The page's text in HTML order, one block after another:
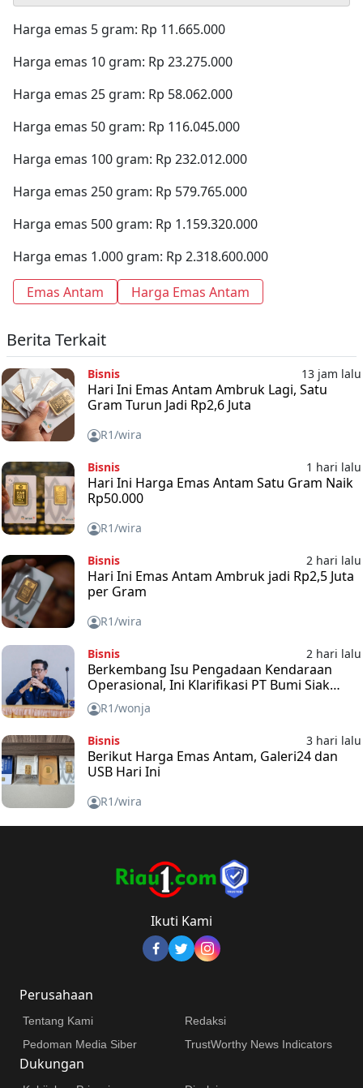
Harga emas 5 gram: Rp 11.665.000
Harga emas 10 gram: Rp 23.275.000
Harga emas 25 gram: Rp 58.062.000
Harga emas 50 gram: Rp 116.045.000
Harga emas 100 gram: Rp 232.012.000
Harga emas 250 gram: Rp 579.765.000
Harga emas 500 gram: Rp 1.159.320.000
Harga emas 1.000 gram: Rp 2.318.600.000
Emas Antam
Harga Emas Antam
Berita Terkait
Bisnis 13 jam lalu
Hari Ini Emas Antam Ambruk Lagi, Satu
Gram Turun Jadi Rp2,6 Juta
R1/wira
Bisnis 1 hari lalu
Hari Ini Harga Emas Antam Satu Gram Naik
Rp50.000
R1/wira
Bisnis 2 hari lalu
Hari Ini Emas Antam Ambruk jadi Rp2,5 Juta
per Gram
R1/wira
Bisnis 2 hari lalu
Berkembang Isu Pengadaan Kendaraan
Operasional, Ini Klarifikasi PT Bumi Siak
Pusako (BSP)
R1/wonja
Bisnis 3 hari lalu
Berikut Harga Emas Antam, Galeri24 dan
USB Hari Ini
R1/wira
Ikuti Kami
Perusahaan
Tentang Kami
Redaksi
Pedoman Media Siber
TrustWorthy News Indicators
Dukungan